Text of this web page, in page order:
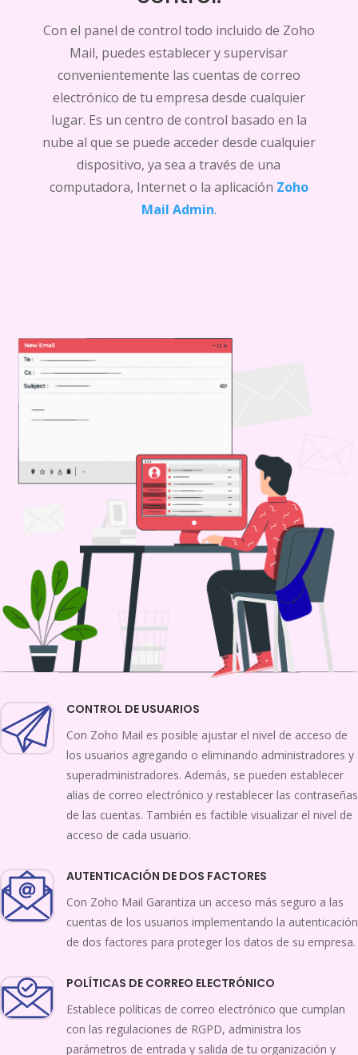
Con el panel de control todo incluido de Zoho
Mail, puedes establecer y supervisar
convenientemente las cuentas de correo
electrónico de tu empresa desde cualquier
lugar. Es un centro de control basado en la
nube al que se puede acceder desde cualquier
dispositivo, ya sea a través de una
computadora, Internet o la aplicación Zoho
Mail Admin.
CONTROL DE USUARIOS
Con Zoho Mail es posible ajustar el nivel de acceso de
los usuarios agregando o eliminando administradores y
superadministradores. Además, se pueden establecer
alias de correo electrónico y restablecer las contraseñas
de las cuentas. También es factible visualizar el nivel de
acceso de cada usuario.
AUTENTICACIÓN DE DOS FACTORES
Con Zoho Mail Garantiza un acceso más seguro a las
cuentas de los usuarios implementando la autenticación
de dos factores para proteger los datos de su empresa.
POLÍTICAS DE CORREO ELECTRÓNICO
Establece políticas de correo electrónico que cumplan
con las regulaciones de RGPD, administra los
parámetros de entrada y salida de tu organización y